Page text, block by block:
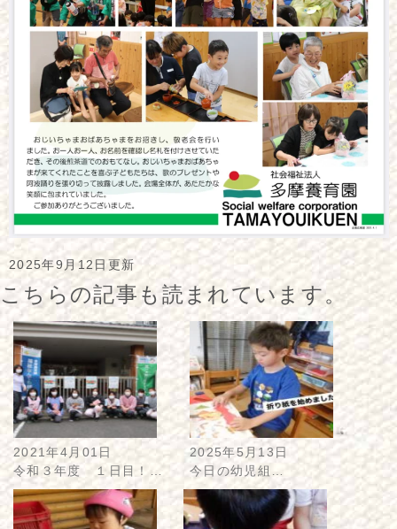
2025年9月12日更新
こちらの記事も読まれています。
2021年4月01日
令和３年度 １日目！…
2025年5月13日
今日の幼児組…